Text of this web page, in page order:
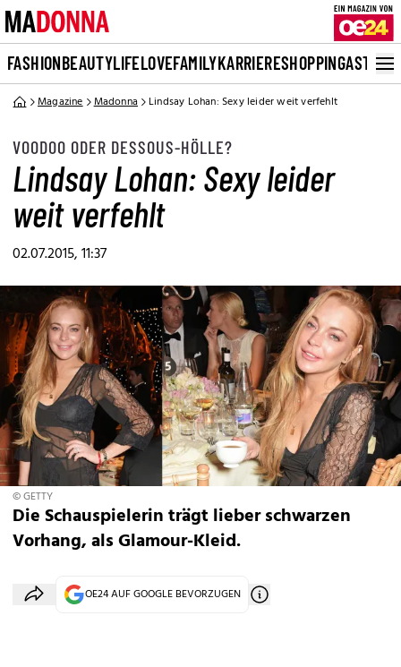
FASHIONBEAUTYLIFELOVEFAMILYKARRIERESHOPPINGASTRO
Magazine Madonna Lindsay Lohan: Sexy leider weit verfehlt
VOODOO ODER DESSOUS-HÖLLE?
Lindsay Lohan: Sexy leider
weit verfehlt
02.07.2015, 11:37
© GETTY
Die Schauspielerin trägt lieber schwarzen
Vorhang, als Glamour-Kleid.
OE24 AUF GOOGLE BEVORZUGEN